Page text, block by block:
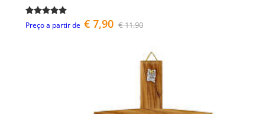
Preço a partir de € 7,90 € 11,90